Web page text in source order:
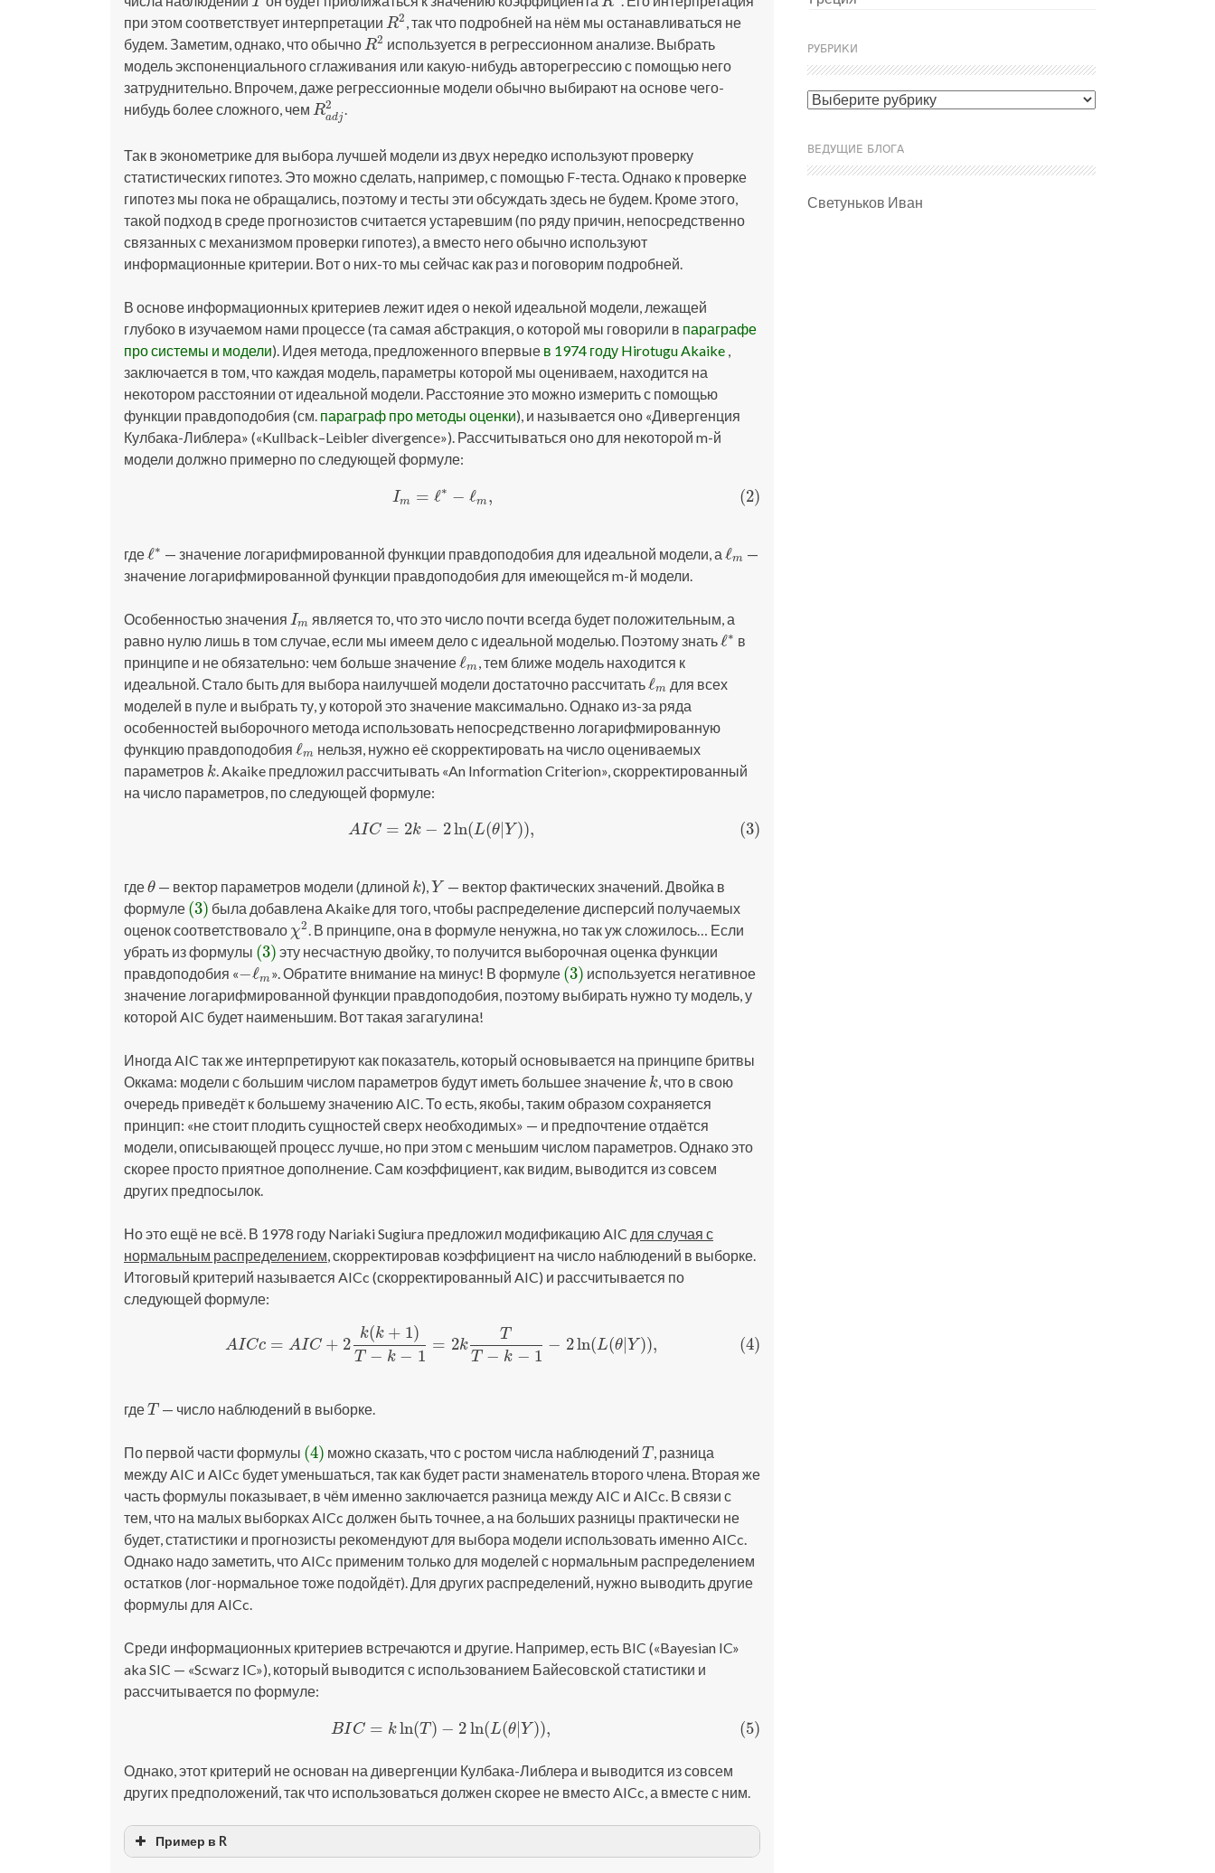
при этом соответствует интерпретации R2
R2 , так что подробней на нём мы останавливаться не
будем. Заметим, однако, что обычноR2
R2 используется в регрессионном анализе. Выбрать
модель экспоненциального сглаживания или какую-нибудь авторегрессию с помощью него
затруднительно. Впрочем, даже регрессионные модели обычно выбирают на основе чего-
нибудь более сложного, чем R2
adj
Radj 2
Так в эконометрике для выбора лучшей модели из двух нередко используют проверку
статистических гипотез. Это можно сделать, например, с помощью F-теста. Однако к проверке
гипотез мы пока не обращались, поэтому и тесты эти обсуждать здесь не будем. Кроме этого,
такой подход в среде прогнозистов считается устаревшим (по ряду причин, непосредственно
связанных с механизмом проверки гипотез), а вместо него обычно используют
информационные критерии. Вот о них-то мы сейчас как раз и поговорим подробней.
В основе информационных критериев лежит идея о некой идеальной модели, лежащей
глубоко в изучаемом нами процессе (та самая абстракция, о которой мы говорили в параграфе
про системы и модели). Идея метода, предложенного впервые в 1974 году Hirotugu Akaike ,
заключается в том, что каждая модель, параметры которой мы оцениваем, находится на
некотором расстоянии от идеальной модели. Расстояние это можно измерить с помощью
функции правдоподобия (см. параграф про методы оценки), и называется оно «Дивергенция
Кулбака-Либлера» («Kullback–Leibler divergence»). Рассчитываться оно для некоторой m-й
модели должно примерно по следующей формуле:
Im = ℓ∗ − ℓm , (2)
(2) Im =ℓ∗− ℓm,
гдеℓ∗
ℓ∗ — значение логарифмированной функции правдоподобия для идеальной модели, аℓm
ℓm —
значение логарифмированной функции правдоподобия для имеющейся m-й модели.
Особенностью значения Im
Im является то, что это число почти всегда будет положительным, а
равно нулю лишь в том случае, если мы имеем дело с идеальной моделью. Поэтому знатьℓ∗
ℓ∗ в
принципе и не обязательно: чем больше значениеℓm
ℓm , тем ближе модель находится к
идеальной. Стало быть для выбора наилучшей модели достаточно рассчитатьℓm
ℓm для всех
моделей в пуле и выбрать ту, у которой это значение максимально. Однако из-за ряда
особенностей выборочного метода использовать непосредственно логарифмированную
функцию правдоподобия ℓm
ℓm нельзя, нужно её скорректировать на число оцениваемых
параметров k
k . Akaike предложил рассчитывать «An Information Criterion», скорректированный
на число параметров, по следующей формуле:
AIC = 2k − 2ln(L(θ| Y )), (3)
(3)AI C=2k −2ln(L(θ|Y )),
гдеθ
θ — вектор параметров модели (длиной k
k),Y
Y — вектор фактических значений. Двойка в
формуле (3)
(3) была добавлена Akaike для того, чтобы распределение дисперсий получаемых
оценок соответствовало χ2
χ2 . В принципе, она в формуле ненужна, но так уж сложилось… Если
убрать из формулы (3)
(3) эту несчастную двойку, то получится выборочная оценка функции
правдоподобия «−ℓm
−ℓm ». Обратите внимание на минус! В формуле (3)
(3) используется негативное
значение логарифмированной функции правдоподобия, поэтому выбирать нужно ту модель, у
которой AIC будет наименьшим. Вот такая загагулина!
Иногда AIC так же интерпретируют как показатель, который основывается на принципе бритвы
Оккама: модели с большим числом параметров будут иметь большее значение k
k , что в свою
очередь приведёт к большему значению AIC. То есть, якобы, таким образом сохраняется
принцип: «не стоит плодить сущностей сверх необходимых» — и предпочтение отдаётся
модели, описывающей процесс лучше, но при этом с меньшим числом параметров. Однако это
скорее просто приятное дополнение. Сам коэффициент, как видим, выводится из совсем
других предпосылок.
Но это ещё не всё. В 1978 году Nariaki Sugiura предложил модификацию AIC для случая с
нормальным распределением , скорректировав коэффициент на число наблюдений в выборке.
Итоговый критерий называется AICc (скорректированный AIC) и рассчитывается по
следующей формуле:
AICc = AIC + 2
k(k + 1)
T − k − 1
= 2k
T
T − k − 1
− 2ln(L(θ| Y )), (4)
(4) A ICc =A IC+2k(k+1)T− k− 1=2kTT−k−1−2ln L(θ|Y )),
гдеT
T — число наблюдений в выборке.
По первой части формулы (4)
(4) можно сказать, что с ростом числа наблюденийT
T, разница
между AIC и AICc будет уменьшаться, так как будет расти знаменатель второго члена. Вторая же
часть формулы показывает, в чём именно заключается разница между AIC и AICc. В связи с
тем, что на малых выборках AICc должен быть точнее, а на больших разницы практически не
будет, статистики и прогнозисты рекомендуют для выбора модели использовать именно AICc.
Однако надо заметить, что AICc применим только для моделей с нормальным распределением
остатков (лог-нормальное тоже подойдёт). Для других распределений, нужно выводить другие
формулы для AICc.
Среди информационных критериев встречаются и другие. Например, есть BIC («Bayesian IC»
aka SIC — «Scwarz IC»), который выводится с использованием Байесовской статистики и
рассчитывается по формуле:
BI C = kln(T ) − 2ln(L(θ| Y )), (5)
(5)B IC=kln(T)− 2ln(L(θ|Y) ),
Однако, этот критерий не основан на дивергенции Кулбака-Либлера и выводится из совсем
других предположений, так что использоваться должен скорее не вместо AICc, а вместе с ним.
Пример в R
РУБРИКИ
Рубрики
ВЕДУЩИЕ БЛОГА
Светуньков Иван